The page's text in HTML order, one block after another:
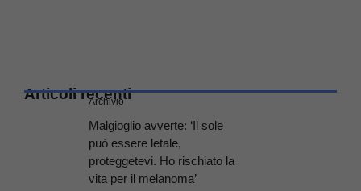
Articoli recenti
Archivio
Malgioglio avverte: ‘Il sole
può essere letale,
proteggetevi. Ho rischiato la
vita per il melanoma’